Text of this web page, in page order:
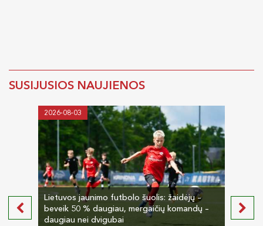
SUSIJUSIOS NAUJIENOS
2026-08-03
Lietuvos jaunimo futbolo šuolis: žaidėjų –
beveik 50 % daugiau, mergaičių komandų –
daugiau nei dvigubai